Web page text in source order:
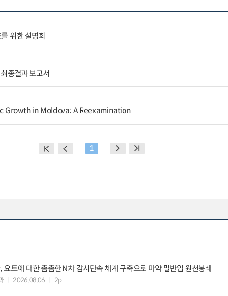
위한 설명회
종결과 보고서
Growth in Moldova: A Reexamination
1
요트에 대한 촘촘한 N차 감시단속 체계 구축으로 마약 밀반입 원천봉쇄
2026.08.06 2p